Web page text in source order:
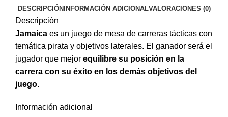
DESCRIPCIÓN INFORMACIÓN ADICIONALVALORACIONES (0)
Descripción
Jamaica es un juego de mesa de carreras tácticas con
temática pirata y objetivos laterales. El ganador será el
jugador que mejor equilibre su posición en la
carrera con su éxito en los demás objetivos del
juego.
Información adicional